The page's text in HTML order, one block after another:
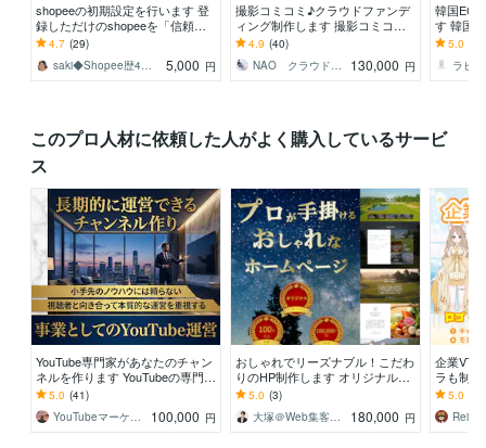
shopeeの初期設定を行います 登
録しただけのshopeeを「信頼感
あるショップ」にします！
4.7 (29)
saki◆Shopee歴4年×現役販売者
5,000 円
撮影コミコミ♪クラウドファンデ
ィング制作します 撮影コミコミ
で丸投げOK！各プラットフォー
ムでの実績多数有り
4.9 (40)
NAO クラウドファンディングならお任せ
130,000 円
韓国EC
す 韓国
ラーに
5.0
ラビ
このプロ人材に依頼した人がよく購入しているサービ
ス
YouTube専門家があなたのチャン
ネルを作ります YouTubeの専門家
があなたのチャンネルを構築【副
業歓迎】
5.0 (41)
YouTubeマーケティング大関
100,000 円
おしゃれでリーズナブル！こだわ
りのHP制作します オリジナルデ
ザインでSEO対策済 納品後も安
心サポート付！
5.0 (3)
大塚＠Web集客歴6年
180,000 円
企業
ラも制
ポート
限、著
5.0
Rei ★